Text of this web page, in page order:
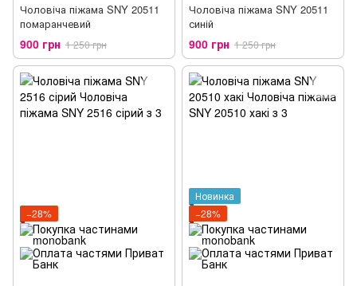
Чоловіча піжама SNY 20511
помаранчевий
900 грн 1 250 грн
Чоловіча піжама SNY 20511
синій
900 грн 1 250 грн
−28%
Новинка
−28%